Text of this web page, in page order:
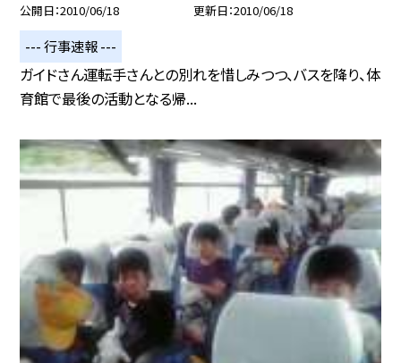
公開日 2010/06/18 更新日 2010/06/18
--- 行事速報 ---
ガイドさん運転手さんとの別れを惜しみつつ、バスを降り、体
育館で最後の活動となる帰...